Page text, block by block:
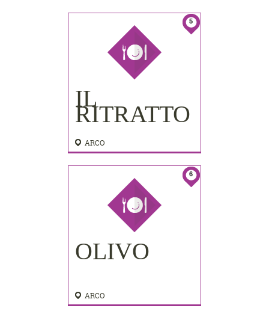
5
IL
RITRATTO
ARCO
6
OLIVO
ARCO